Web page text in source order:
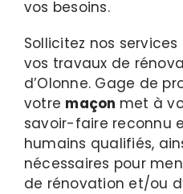
vos besoins.
Sollicitez nos
vos travaux de
d’Olonne. Gage de
votre maçon met à
savoir-faire reconnu
humains qualifiés,
nécessaires pour
de rénovation et/ou